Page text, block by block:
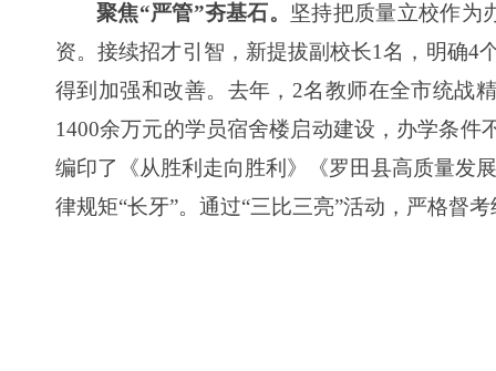
聚焦“严管”夯基石。 坚持把质量立校作为
资。接续招才引智，新提拔副校长1名，明确4
得到加强和改善。去年，2名教师在全市统战
1400余万元的学员宿舍楼启动建设，办学条件
编印了《从胜利走向胜利》《罗田县高质量发
律规矩“长牙”。通过“三比三亮”活动，严格督